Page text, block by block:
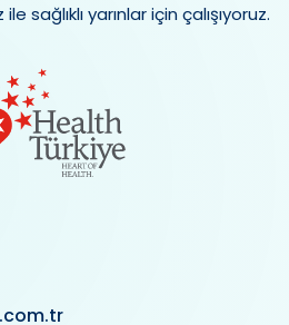
sağlıklı yarınlar için çalışıyoruz.